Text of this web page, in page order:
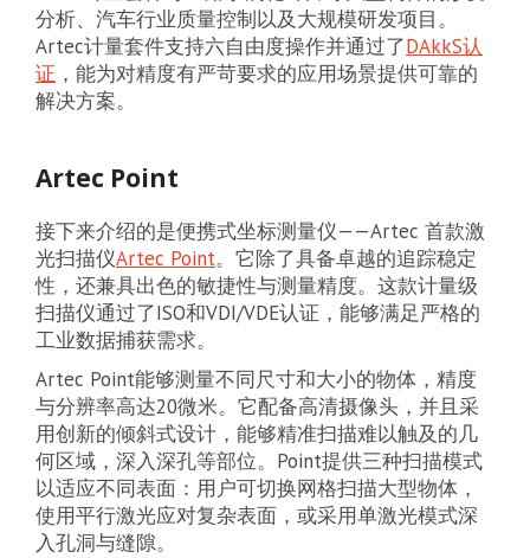
分析、汽车行业质量控制以及大规模研发项目。
Artec计量套件支持六自由度操作并通过了DAkkS认
证 ，能为对精度有严苛要求的应用场景提供可靠的
解决方案。
Artec Point
接下来介绍的是便携式坐标测量仪——Artec 首款激
光扫描仪Artec Point。它除了具备卓越的追踪稳定
性，还兼具出色的敏捷性与测量精度。这款计量级
扫描仪通过了ISO和VDI/VDE认证，能够满足严格的
工业数据捕获需求。
Artec Point能够测量不同尺寸和大小的物体，精度
与分辨率高达20微米。它配备高清摄像头，并且采
用创新的倾斜式设计，能够精准扫描难以触及的几
何区域，深入深孔等部位。Point提供三种扫描模式
以适应不同表面：用户可切换网格扫描大型物体，
使用平行激光应对复杂表面，或采用单激光模式深
入孔洞与缝隙。